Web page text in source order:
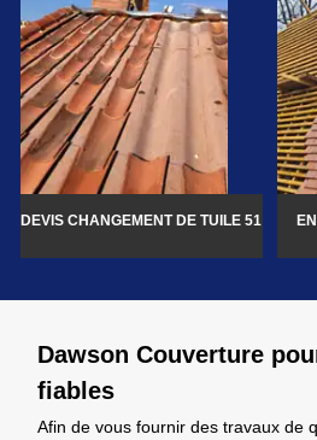
DEVIS CHANGEMENT DE TUILE 51
Dawson Couverture
fiables
Afin de vous fournir des travaux de